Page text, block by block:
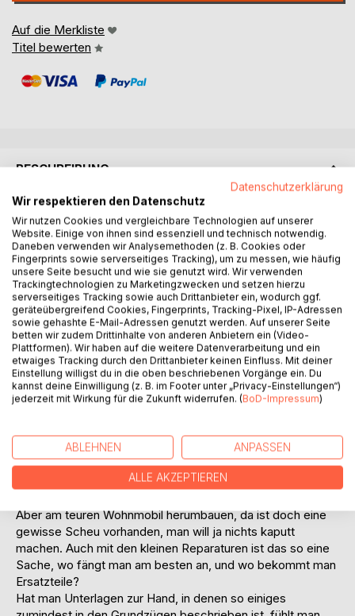
Auf die Merkliste
Titel bewerten
BESCHREIBUNG
Ich bin sicher, dass Sie mit diesem Buch viele Anregungen
und Tipps erhalten, wie Sie Ihre Gedanken zu
Verbesserungen umsetzen oder eine eventuell notwendige
Fehlersuche hoffentlich stressfreier durchführen können.
Über fast vierzig Jahre Urlaub im Wohnmobil in Europa, im
Sommer zum Surfen, im Winter zum Skifahren, zu zweit
oder mit Kindern, in den unterschiedlichsten Wohnmobilen,
bei 40°C in der Sonne oder im Schneesturm, da lernt man
die Stärken und Schwächen seines mobilen Heimes
kennen.
Wenn man dann so im Urlaub entspannt, fällt einem selbst
oder dem Partner immer irgendetwas auf, das Mann oder
Vielleicht funktioniert der Kühlschrank nicht richtig.
Werkzeug haben Sie ja dabei, aber wo fangen Sie mit der
Fehlersuche an? Und wie geht man mit einem
Aber am teuren Wohnmobil herumbauen, da ist doch eine
gewisse Scheu vorhanden, man will ja nichts kaputt
machen. Auch mit den kleinen Reparaturen ist das so eine
Sache, wo fängt man am besten an, und wo bekommt man
Ersatzteile?
Hat man Unterlagen zur Hand, in denen so einiges
Datenschutzerklärung
Wir respektieren den Datenschutz
Wir nutzen Cookies und vergleichbare Technologien auf unserer
Website. Einige von ihnen sind essenziell und technisch notwendig.
Daneben verwenden wir Analysemethoden (z. B. Cookies oder
Fingerprints sowie serverseitiges Tracking), um zu messen, wie häufig
unsere Seite besucht und wie sie genutzt wird. Wir verwenden
Trackingtechnologien zu Marketingzwecken und setzen hierzu
serverseitiges Tracking sowie auch Drittanbieter ein, wodurch ggf.
geräteübergreifend Cookies, Fingerprints, Tracking-Pixel, IP-Adressen
sowie gehashte E-Mail-Adressen genutzt werden. Auf unserer Seite
betten wir zudem Drittinhalte von anderen Anbietern ein (Video-
Plattformen). Wir haben auf die weitere Datenverarbeitung und ein
etwaiges Tracking durch den Drittanbieter keinen Einfluss. Mit deiner
Einstellung willigst du in die oben beschriebenen Vorgänge ein. Du
kannst deine Einwilligung (z. B. im Footer unter „Privacy-Einstellungen“)
jederzeit mit Wirkung für die Zukunft widerrufen. (BoD-Impressum)
ABLEHNEN ANPASSEN
ALLE AKZEPTIEREN